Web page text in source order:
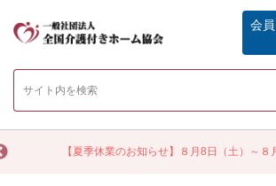
【夏季休業のお知らせ】８月8日（土）～８
会員